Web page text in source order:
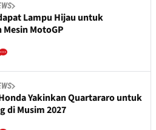
Lampu Hijau untuk
MotoGP
Yakinkan Quartararo untuk
di Musim 2027